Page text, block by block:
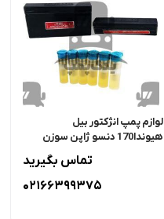
لوازم پمپ انژکتور بیل
هیوندا170 دنسو ژاپن سوزن
تماس بگیرید
02166399375